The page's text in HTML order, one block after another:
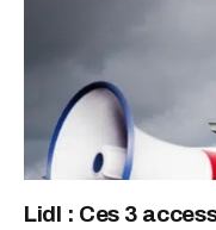
Lidl : Ces 3